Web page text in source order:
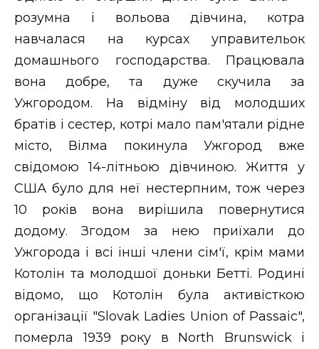
розумна і вольова дівчина, котра
навчалася на курсах управительок
домашнього господарства. Працювала
вона добре, та дуже скучила за
Ужгородом. На відміну від молодших
братів і сестер, котрі мало пам'ятали рідне
місто, Вілма покинула Ужгород вже
свідомою 14-літньою дівчиною. Життя у
США було для неї нестерпним, тож через
10 років вона вирішила повернутися
додому. Згодом за нею приїхали до
Ужгорода і всі інші члени сім'ї, крім мами
Котолін та молодшої доньки Бетті. Родині
відомо, що Котолін була активісткою
організації "Slovak Ladies Union of Passaic",
померла 1939 року в North Brunswick і